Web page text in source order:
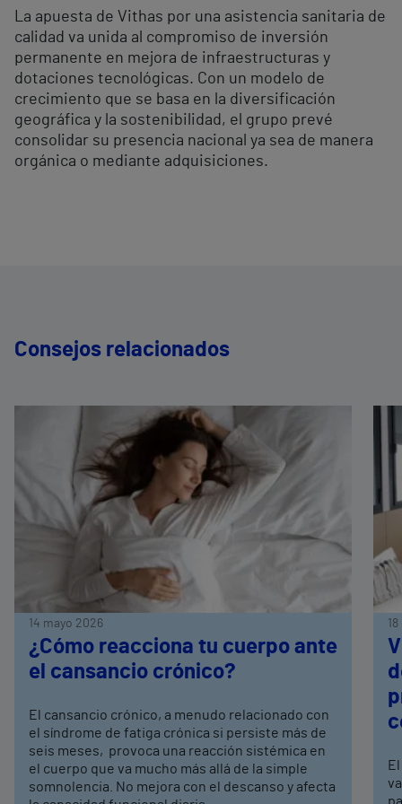
La apuesta de Vithas por una asistencia sanitaria de
calidad va unida al compromiso de inversión
permanente en mejora de infraestructuras y
dotaciones tecnológicas. Con un modelo de
crecimiento que se basa en la diversificación
geográfica y la sostenibilidad, el grupo prevé
consolidar su presencia nacional ya sea de manera
orgánica o mediante adquisiciones.
Consejos relacionados
14 mayo 2026
¿Cómo reacciona tu cuerpo ante
el cansancio crónico?
El cansancio crónico, a menudo relacionado con
el síndrome de fatiga crónica si persiste más de
seis meses, provoca una reacción sistémica en
el cuerpo que va mucho más allá de la simple
somnolencia. No mejora con el descanso y afecta